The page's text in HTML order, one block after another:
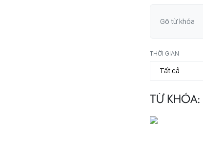
THỜI GIAN
TỪ KHÓA: